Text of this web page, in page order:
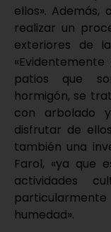
ellos».
realizar un
exteriores de
patios que
hormigón, se
con arbolado
disfrutar de
también una
Farol, «ya que
actividades
humedad».